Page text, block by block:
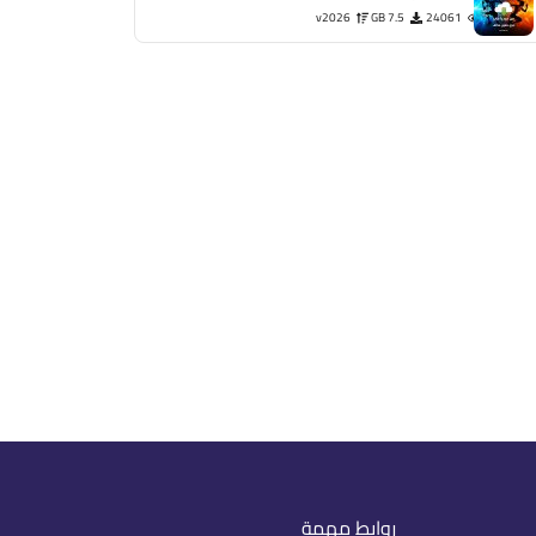
24061
7.5 GB
v2026
روابط مهمة